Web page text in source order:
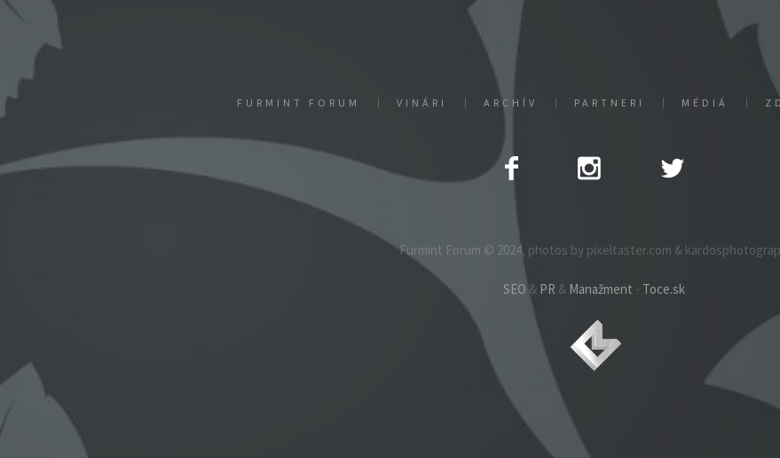
FURMINT FORUM VINÁRI ARCHÍV PARTNERI MÉDIÁ
Furmint Forum © 2024, photos by pixeltaster.com &
SEO & PR & Manažment - Toce.sk